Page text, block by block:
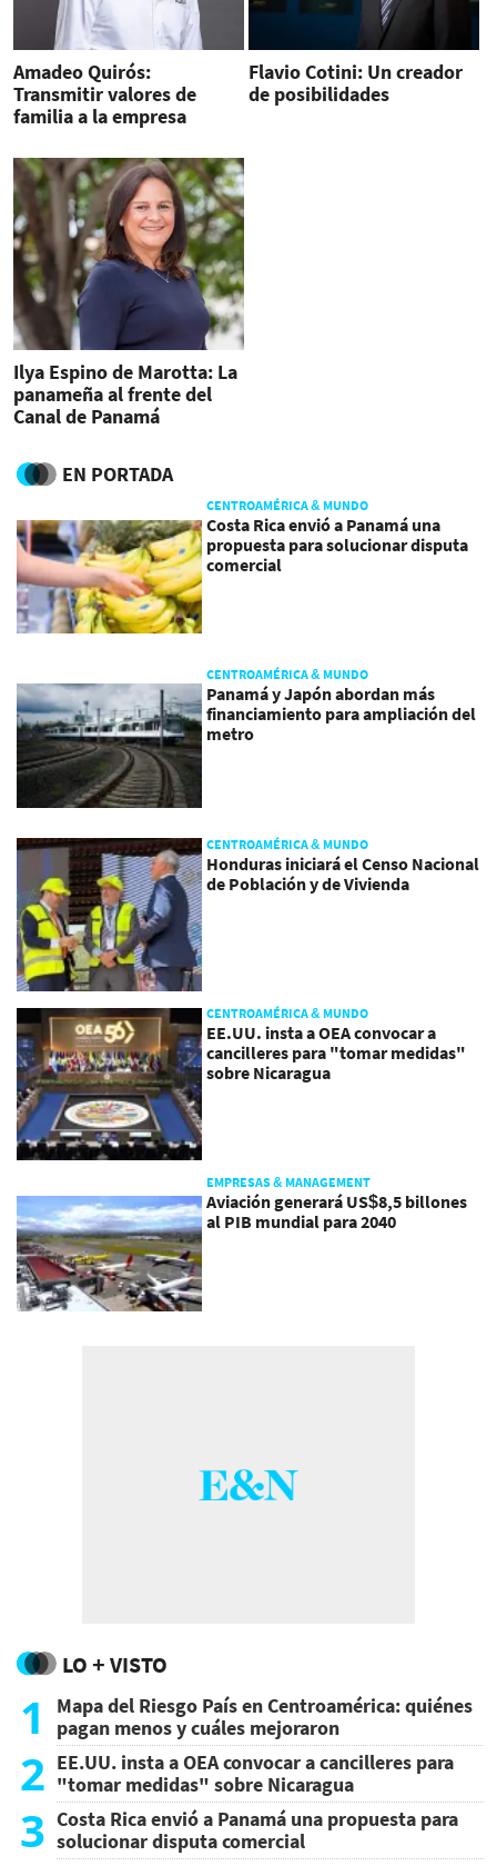
Amadeo Quirós:
Transmitir valores de
familia a la empresa
Flavio Cotini: Un creador
de posibilidades
Ilya Espino de Marotta: La
panameña al frente del
Canal de Panamá
EN PORTADA
CENTROAMÉRICA & MUNDO
Costa Rica envió a Panamá una
propuesta para solucionar disputa
comercial
CENTROAMÉRICA & MUNDO
Panamá y Japón abordan más
financiamiento para ampliación del
metro
CENTROAMÉRICA & MUNDO
Honduras iniciará el Censo Nacional
de Población y de Vivienda
CENTROAMÉRICA & MUNDO
EE.UU. insta a OEA convocar a
cancilleres para "tomar medidas"
sobre Nicaragua
EMPRESAS & MANAGEMENT
Aviación generará US$8,5 billones
al PIB mundial para 2040
LO + VISTO
1
Mapa del Riesgo País en Centroamérica: quiénes
pagan menos y cuáles mejoraron
2 EE.UU. insta a OEA convocar a cancilleres para
"tomar medidas" sobre Nicaragua
3 Costa Rica envió a Panamá una propuesta para
solucionar disputa comercial